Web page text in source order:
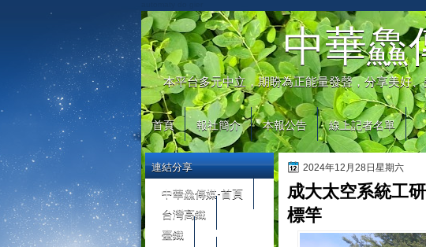
中華鱻
本平台多元中立，期盼為正能量發聲，分享美好
首頁 報社簡介 本報公告 線上記者名單
2024年12月28日星期六
成大太空系統工
標竿
連結分享
中華鱻傳媒-首頁
台灣高鐵
臺鐵